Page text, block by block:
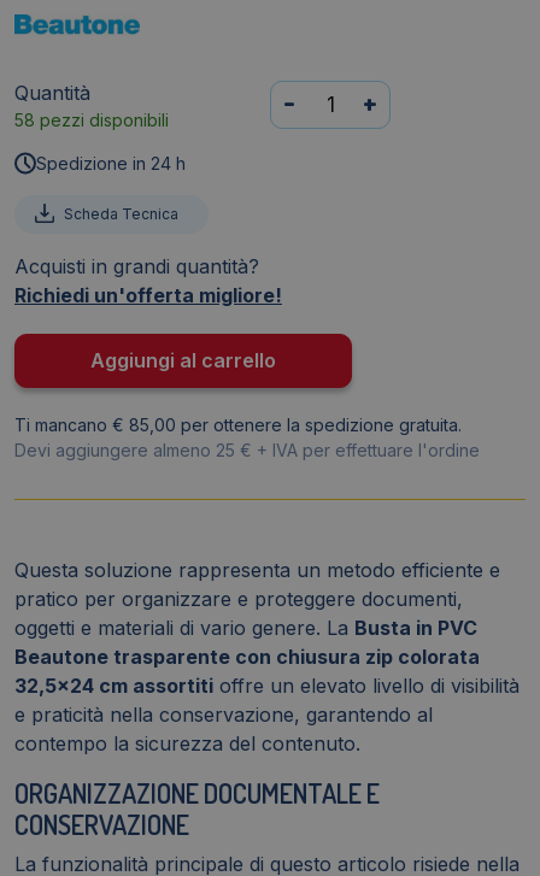
Quantità
58 pezzi disponibili
Busta
con
colorata
cm
assortiti
D066099
- +
Spedizione in 24 h
Scheda Tecnica
Acquisti in grandi quantità?
Richiedi un'offerta migliore!
Aggiungi al carrello
Ti mancano € 85,00 per ottenere la spedizione gratuita.
Devi aggiungere almeno 25 € + IVA per effettuare l'ordine
Questa soluzione rappresenta un metodo efficiente e
pratico per organizzare e proteggere documenti,
oggetti e materiali di vario genere. La Busta in PVC
Beautone trasparente con chiusura zip colorata
32,5x24 cm assortiti offre un elevato livello di visibilità
e praticità nella conservazione, garantendo al
contempo la sicurezza del contenuto.
ORGANIZZAZIONE DOCUMENTALE E
CONSERVAZIONE
La funzionalità principale di questo articolo risiede nella